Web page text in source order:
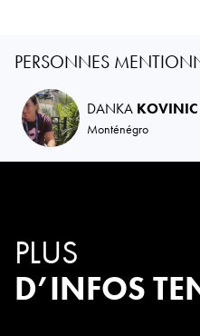
PERSONNES
DANKA KOVINIC
Monténégro
PLUS
D’INFOS